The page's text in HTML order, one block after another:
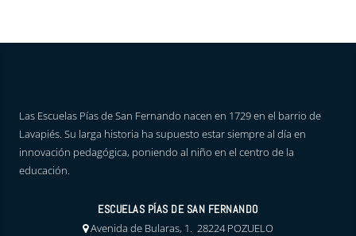
Las Escuelas Pías de San Fernando nacen en 1729 en el barrio de
Lavapiés. Su larga historia ha supuesto estar siempre al día en
innovación pedagógica, poniendo al niño en el centro de la
educación.
ESCUELAS PÍAS DE SAN FERNANDO
Avenida de Bularas, 1. 28224 POZUELO